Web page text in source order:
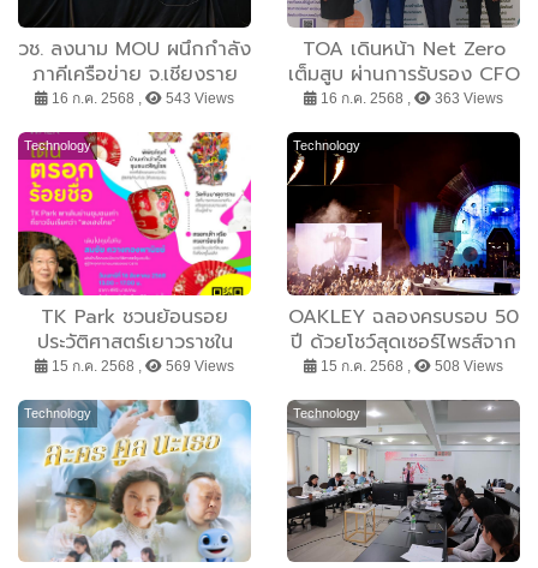
วช. ลงนาม MOU ผนึกกำลัง
ภาคีเครือข่าย จ.เชียงราย
และ จ.พะเยา ดันเป้าหมาย
เพื่ออากาศสะอาด น้ำมั่นคง”
ด้วยวิจัยและนวัตกรรม
16 ก.ค. 2568 , 543 Views
TOA เดินหน้า Net Zero
เต็มสูบ ผ่านการรับรอง CFO
16 ก.ค. 2568 , 363 Views
Technology
TK Park ชวนย้อนรอย
ประวัติศาสตร์เยาวราชใน
กิจกรรม ’TK Chat Walk
ประวัติศาสตร์ และวัฒนธรรม
จีน ฉลอง 50 ปีความ
สัมพันธ์ไทย-จีน
15 ก.ค. 2568 , 569 Views
Technology
OAKLEY ฉลองครบรอบ 50
ปี ด้วยโชว์สุดเซอร์ไพรส์จาก
CHIEF VISIONARY Travis
สุดล้ำแห่งอนาคต
15 ก.ค. 2568 , 508 Views
Technology Technology